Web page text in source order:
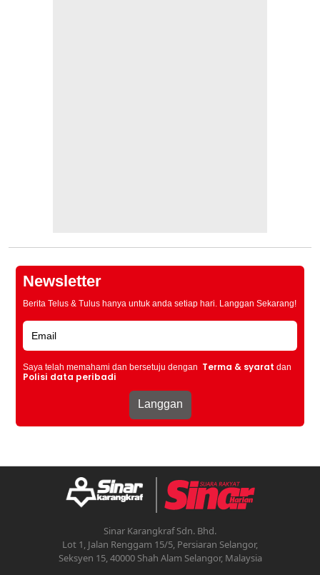
Newsletter
Berita Telus & Tulus hanya untuk anda setiap hari. Langgan Sekarang!
Saya telah memahami dan bersetuju dengan Terma & syarat dan
Polisi data peribadi
Sinar Karangkraf Sdn. Bhd.
Lot 1, Jalan Renggam 15/5, Persiaran Selangor,
Seksyen 15, 40000 Shah Alam Selangor, Malaysia